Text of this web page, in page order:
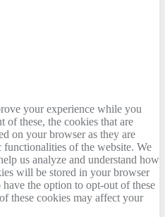
your experience while you
of these, the cookies that are
on your browser as they are
of the website. We
us analyze and understand how
will be stored in your browser
the option to opt-out of these
these cookies may affect your